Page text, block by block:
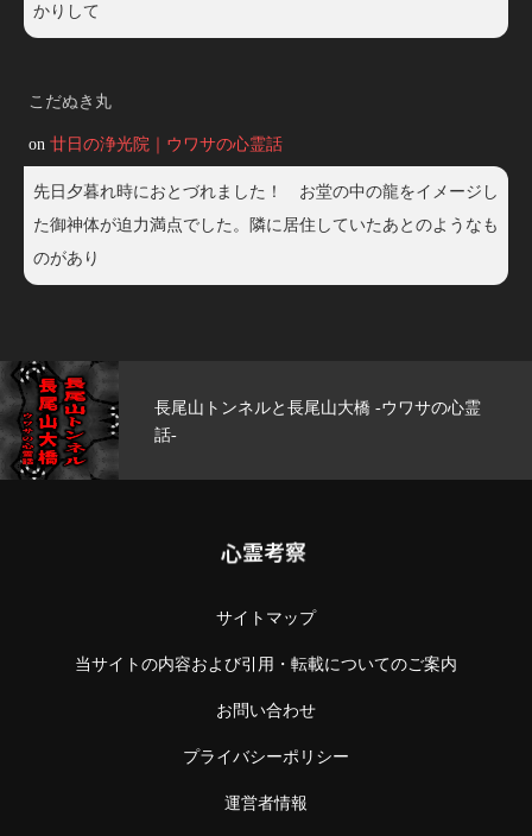
かりして
こだぬき丸
on 廿日の浄光院｜ウワサの心霊話
先日夕暮れ時におとづれました！ お堂の中の龍をイメージし
た御神体が迫力満点でした。隣に居住していたあとのようなも
のがあり
大橋 -ウワサの心霊
玄武洞公園 -ウワサの
心霊考察
サイトマップ
当サイトの内容および引用・転載についてのご案内
お問い合わせ
プライバシーポリシー
運営者情報